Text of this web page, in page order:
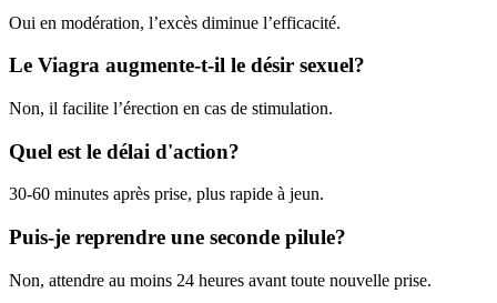
Oui en modération, l’excès diminue l’efficacité.
Le Viagra augmente-t-il le désir sexuel?
Non, il facilite l’érection en cas de stimulation.
Quel est le délai d'action?
30-60 minutes après prise, plus rapide à jeun.
Puis-je reprendre une seconde pilule?
Non, attendre au moins 24 heures avant toute nouvelle prise.